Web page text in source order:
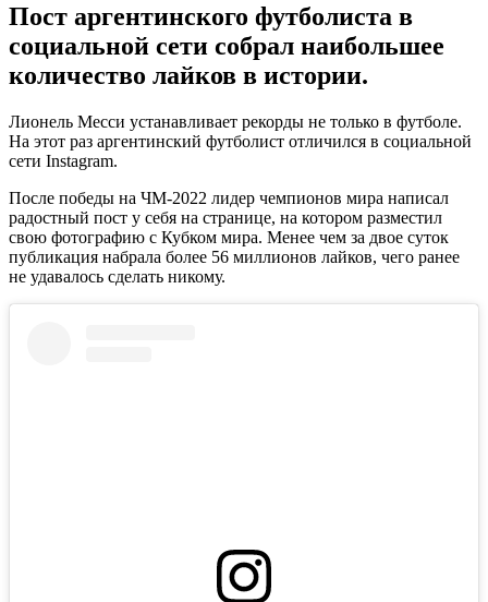
Пост аргентинского футболиста в
социальной сети собрал наибольшее
количество лайков в истории.
Лионель Месси устанавливает рекорды не только в футболе.
На этот раз аргентинский футболист отличился в социальной
сети Instagram.
После победы на ЧМ-2022 лидер чемпионов мира написал
радостный пост у себя на странице, на котором разместил
свою фотографию с Кубком мира. Менее чем за двое суток
публикация набрала более 56 миллионов лайков, чего ранее
не удавалось сделать никому.